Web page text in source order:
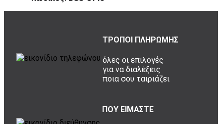
ΤΡΟΠΟΙ ΠΛΗΡΩΜΗΣ
όλες οι επιλογές
για να διαλέξεις
ποια σου ταιριάζει
ΠΟΥ ΕΙΜΑΣΤΕ